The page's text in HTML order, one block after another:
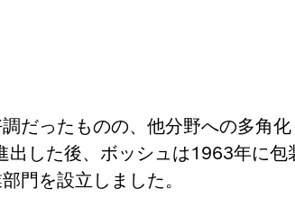
だったものの、他分野への多角
した後、ボッシュは1963年に包
門を設立しました。